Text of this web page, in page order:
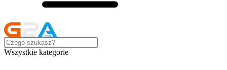
Wszystkie kategorie